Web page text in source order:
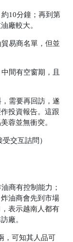
10分鐘；再到第
廠較大。
易商名單，但並
間有空窗期，且
需要再回訪，遂
投資報告。這跟
蓉並無衝突。
交互詰問）
商有控制能力；
油商會先到市場
表示越南人都有
廠。
，可知其人品可